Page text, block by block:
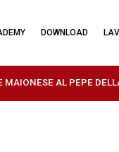
DOWNLOAD
MAIONESE AL PEPE